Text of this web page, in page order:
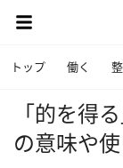
トップ 働く
「的を得
の意味や